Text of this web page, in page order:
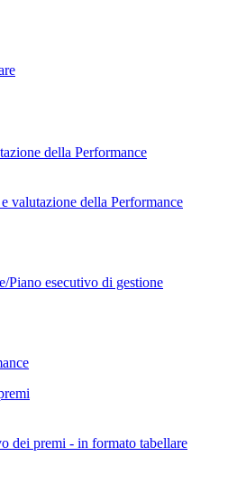
della Performance
valutazione della Performance
Piano esecutivo di gestione
dei premi - in formato tabellare